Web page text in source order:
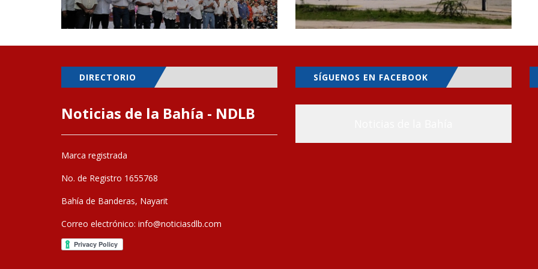
DIRECTORIO
Noticias de la Bahía - NDLB
Marca registrada
No. de Registro 1655768
Bahía de Banderas, Nayarit
Correo electrónico: info@noticiasdlb.com
SÍGUENOS EN FACEBOOK